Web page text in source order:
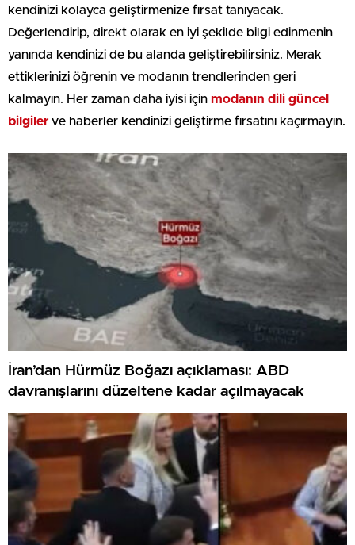
kendinizi kolayca geliştirmenize fırsat tanıyacak.
Değerlendirip, direkt olarak en iyi şekilde bilgi edinmenin
yanında kendinizi de bu alanda geliştirebilirsiniz. Merak
ettiklerinizi öğrenin ve modanın trendlerinden geri
kalmayın. Her zaman daha iyisi için modanın dili güncel
bilgiler ve haberler kendinizi geliştirme fırsatını kaçırmayın.
İran’dan Hürmüz Boğazı açıklaması: ABD
davranışlarını düzeltene kadar açılmayacak